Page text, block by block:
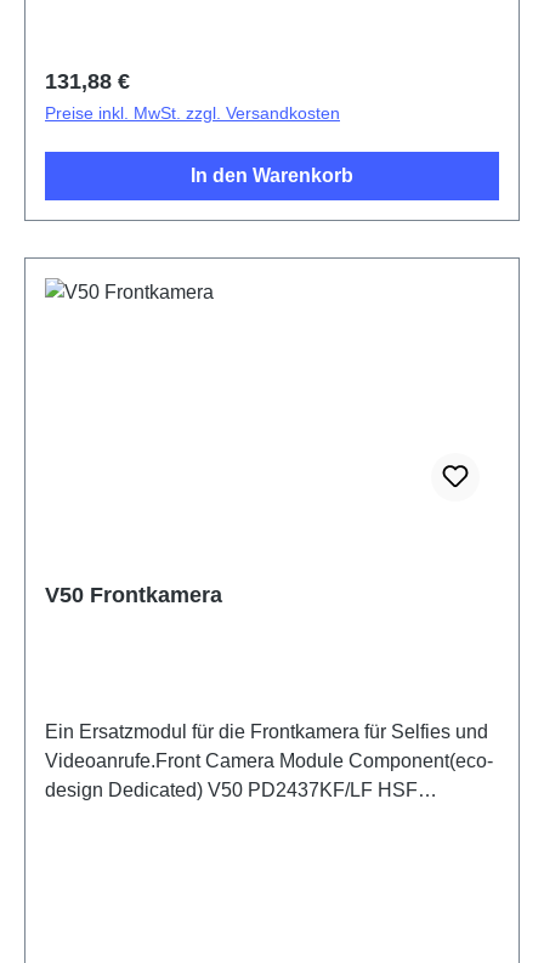
Regulärer Preis:
131,88 €
Preise inkl. MwSt. zzgl. Versandkosten
In den Warenkorb
V50 Frontkamera
Ein Ersatzmodul für die Frontkamera für Selfies und
Videoanrufe.Front Camera Module Component(eco-
design Dedicated) V50 PD2437KF/LF HSF